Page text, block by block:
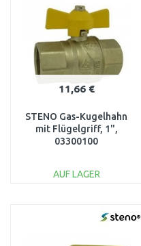
Vergleichen
11,66 €
STENO Gas-Kugelhahn
mit Flügelgriff, 1",
03300100
AUF LAGER